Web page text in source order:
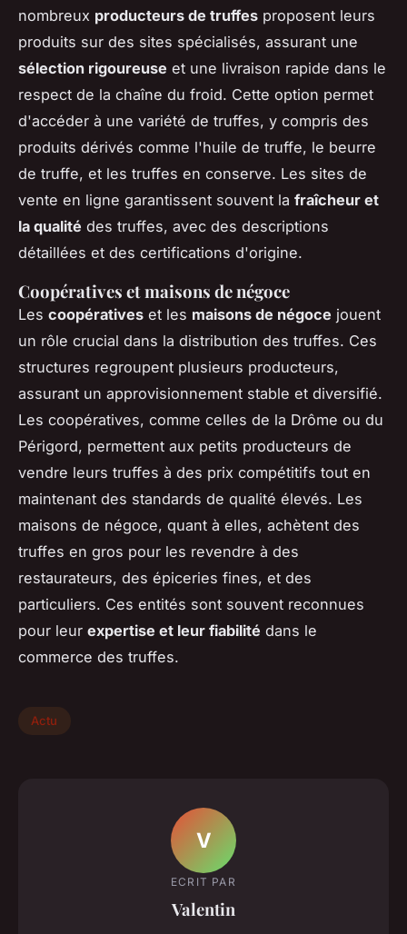
nombreux producteurs de truffes proposent leurs
produits sur des sites spécialisés, assurant une
sélection rigoureuse et une livraison rapide dans le
respect de la chaîne du froid. Cette option permet
d'accéder à une variété de truffes, y compris des
produits dérivés comme l'huile de truffe, le beurre
de truffe, et les truffes en conserve. Les sites de
vente en ligne garantissent souvent la fraîcheur et
la qualité des truffes, avec des descriptions
détaillées et des certifications d'origine.
Coopératives et maisons de négoce
Les coopératives et les maisons de négoce jouent
un rôle crucial dans la distribution des truffes. Ces
structures regroupent plusieurs producteurs,
assurant un approvisionnement stable et diversifié.
Les coopératives, comme celles de la Drôme ou du
Périgord, permettent aux petits producteurs de
vendre leurs truffes à des prix compétitifs tout en
maintenant des standards de qualité élevés. Les
maisons de négoce, quant à elles, achètent des
truffes en gros pour les revendre à des
restaurateurs, des épiceries fines, et des
particuliers. Ces entités sont souvent reconnues
pour leur expertise et leur fiabilité dans le
commerce des truffes.
Actu
V
ECRIT PAR
Valentin